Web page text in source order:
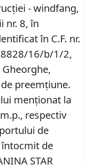
- windfang,
nr. 8, în
în C.F. nr.
8828/16/b/1/2,
preemțiune.
menționat la
respectiv
de
de
STAR